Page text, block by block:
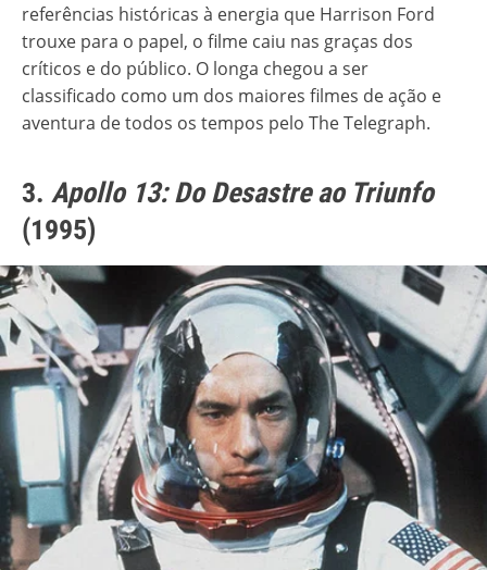
referências históricas à energia que Harrison Ford
trouxe para o papel, o filme caiu nas graças dos
críticos e do público. O longa chegou a ser
classificado como um dos maiores filmes de ação e
aventura de todos os tempos pelo The Telegraph.
3. Apollo 13: Do Desastre ao Triunfo
(1995)